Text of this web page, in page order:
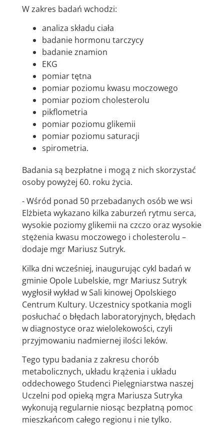
W zakres badań wchodzi:
analiza składu ciała
badanie hormonu tarczycy
badanie znamion
EKG
pomiar tętna
pomiar poziomu kwasu moczowego
pomiar poziom cholesterolu
pikflometria
pomiar poziomu glikemii
pomiar poziomu saturacji
spirometria.
Badania są bezpłatne i mogą z nich skorzystać
osoby powyżej 60. roku życia.
- Wśród ponad 50 przebadanych osób we wsi
Elżbieta wykazano kilka zaburzeń rytmu serca,
wysokie poziomy glikemii na czczo oraz wysokie
stężenia kwasu moczowego i cholesterolu –
dodaje mgr Mariusz Sutryk.
Kilka dni wcześniej, inaugurując cykl badań w
gminie Opole Lubelskie, mgr Mariusz Sutryk
wygłosił wykład w Sali kinowej Opolskiego
Centrum Kultury. Uczestnicy spotkania mogli
posłuchać o błędach laboratoryjnych, błędach
w diagnostyce oraz wielolekowości, czyli
przyjmowaniu nadmiernej ilości leków.
Tego typu badania z zakresu chorób
metabolicznych, układu krążenia i układu
oddechowego Studenci Pielęgniarstwa naszej
Uczelni pod opieką mgra Mariusza Sutryka
wykonują regularnie niosąc bezpłatną pomoc
mieszkańcom całego regionu i nie tylko.